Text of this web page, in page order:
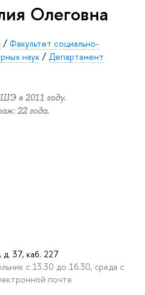
Олеговна
/ Факультет социально-
наук / Департамент
в 2011 году.
22 года.
д. 37, каб. 227
с 13.30 до 16.30, среда с
почте